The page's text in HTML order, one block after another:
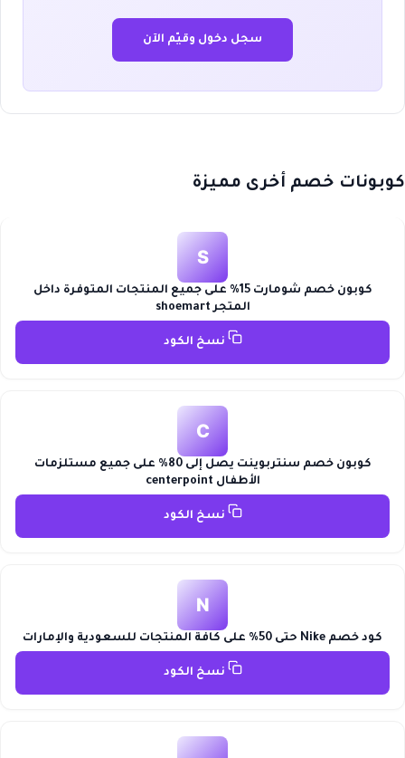
سجل دخول وقيّم الآن
كوبونات خصم أخرى مميزة
S
كوبون خصم شومارت 15% على جميع المنتجات المتوفرة داخل
المتجر shoemart
نسخ الكود
C
كوبون خصم سنتربوينت يصل إلى 80% على جميع مستلزمات
الأطفال centerpoint
نسخ الكود
N
كود خصم Nike حتى 50% على كافة المنتجات للسعودية والإمارات
نسخ الكود